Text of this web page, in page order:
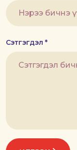
Сэтгэгдэл *